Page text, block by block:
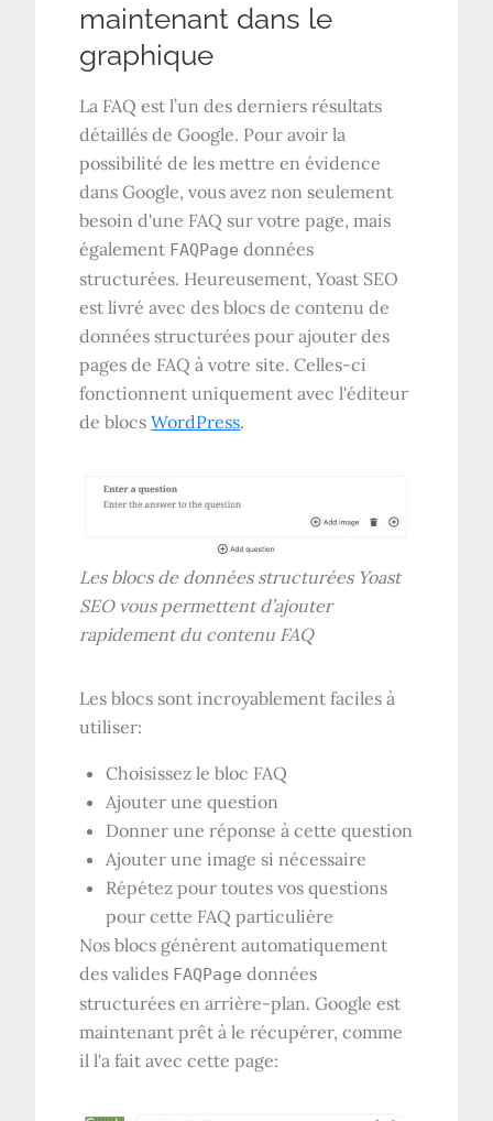
maintenant dans le
graphique
La FAQ est l’un des derniers résultats
détaillés de Google. Pour avoir la
possibilité de les mettre en évidence
dans Google, vous avez non seulement
besoin d'une FAQ sur votre page, mais
également FAQPage données
structurées. Heureusement, Yoast SEO
est livré avec des blocs de contenu de
données structurées pour ajouter des
pages de FAQ à votre site. Celles-ci
fonctionnent uniquement avec l'éditeur
de blocsWordPress.
Les blocs de données structurées Yoast
SEO vous permettent d’ajouter
rapidement du contenu FAQ
Les blocs sont incroyablement faciles à
utiliser:
Choisissez le bloc FAQ
Ajouter une question
Donner une réponse à cette question
Ajouter une image si nécessaire
Répétez pour toutes vos questions
pour cette FAQ particulière
Nos blocs génèrent automatiquement
des valides FAQPage données
structurées en arrière-plan. Google est
maintenant prêt à le récupérer, comme
il l'a fait avec cette page: